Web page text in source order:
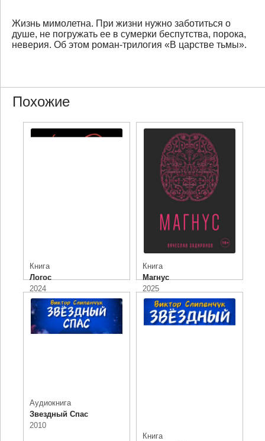
Жизнь мимолетна. При жизни нужно заботиться о
душе, не погружать ее в сумерки беспутства, порока,
неверия. Об этом роман-трилогия «В царстве тьмы».
Похожие
Книга
Логос
2024
Книга
Магнус
2025
Аудиокнига
Звездный Спас
2010
Книга